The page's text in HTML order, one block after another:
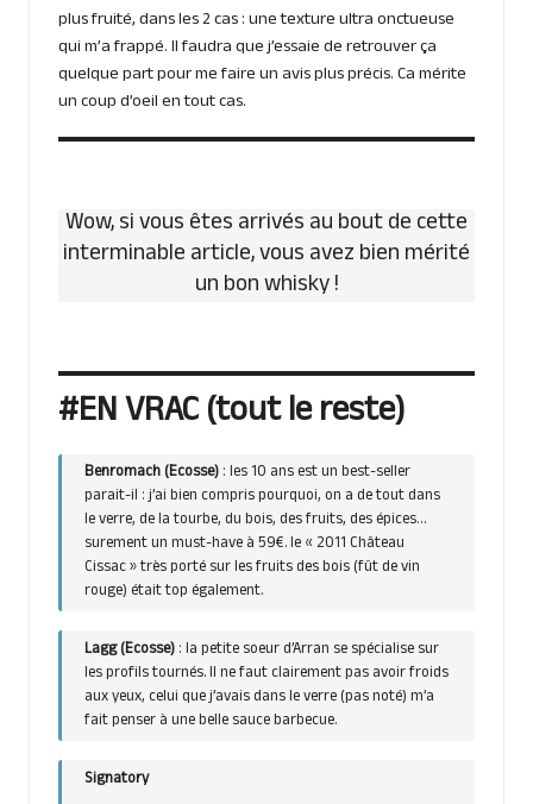
plus fruité, dans les 2 cas : une texture ultra onctueuse
qui m’a frappé. Il faudra que j’essaie de retrouver ça
quelque part pour me faire un avis plus précis. Ca mérite
un coup d’oeil en tout cas.
Wow, si vous êtes arrivés au bout de cette
interminable article, vous avez bien mérité
un bon whisky !
#EN VRAC (tout le reste)
Benromach(Ecosse): les 10 ans est un best-seller
parait-il : j’ai bien compris pourquoi, on a de tout dans
le verre, de la tourbe, du bois, des fruits, des épices…
surement un must-have à 59€. le « 2011 Château
Cissac » très porté sur les fruits des bois (fût de vin
rouge) était top également.
Lagg (Ecosse): la petite soeur d’Arran se spécialise sur
les profils tournés. Il ne faut clairement pas avoir froids
aux yeux, celui que j’avais dans le verre (pas noté) m’a
fait penser à une belle sauce barbecue.
Signatory